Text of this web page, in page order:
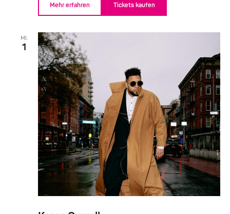
Mehr erfahren Tickets kaufen
MI.
1